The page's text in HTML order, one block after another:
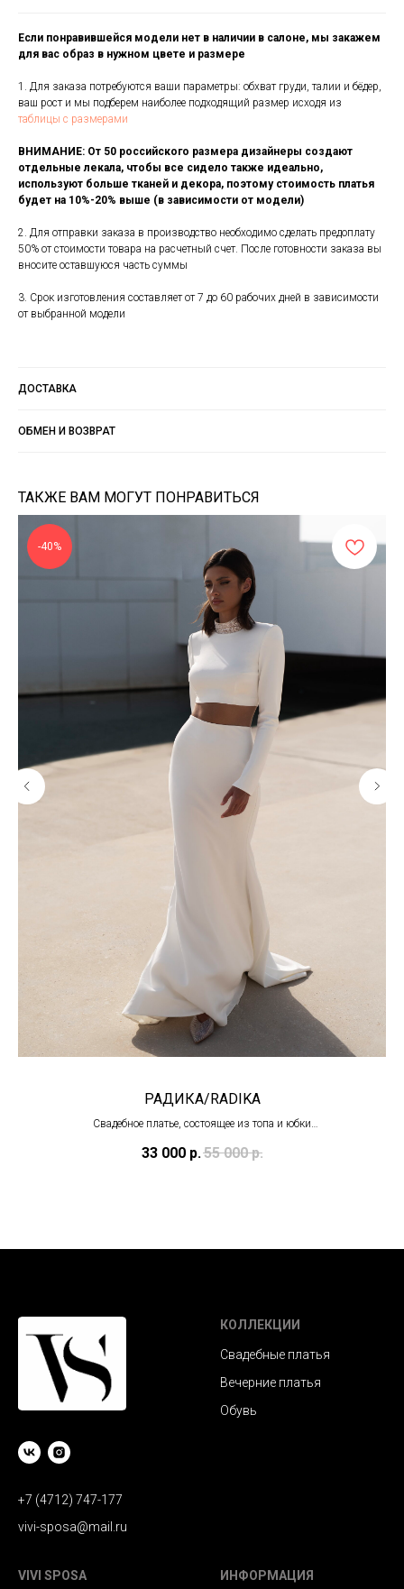
Если понравившейся модели нет в наличии в салоне, мы закажем
для вас образ в нужном цвете и размере
1. Для заказа потребуются ваши параметры: обхват груди, талии и бёдер,
ваш рост и мы подберем наиболее подходящий размер исходя из
таблицы с размерами
ВНИМАНИЕ: От 50 российского размера дизайнеры создают
отдельные лекала, чтобы все сидело также идеально,
используют больше тканей и декора, поэтому стоимость платья
будет на 10%-20% выше (в зависимости от модели)
2. Для отправки заказа в производство необходимо сделать предоплату
50% от стоимости товара на расчетный счет. После готовности заказа вы
вносите оставшуюся часть суммы
3. Срок изготовления составляет от 7 до 60 рабочих дней в зависимости
от выбранной модели
ДОСТАВКА
ОБМЕН И ВОЗВРАТ
ТАКЖЕ ВАМ МОГУТ ПОНРАВИТЬСЯ
-40%
РАДИКА/RADIKA
Свадебное платье, состоящее из топа и юбки
33 000 р.55 000 р.
+7 (4712) 747-177
vivi-sposa@mail.ru
КОЛЛЕКЦИИ
Свадебные платья
Вечерние платья
Обувь
VIVI SPOSA ИНФОРМАЦИЯ